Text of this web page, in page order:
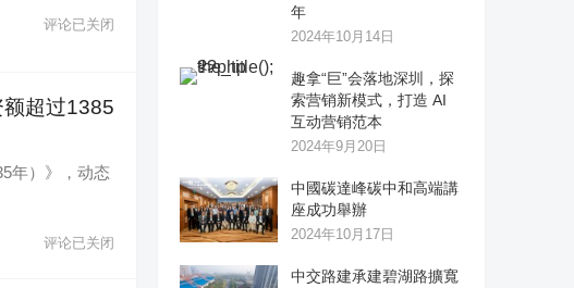
评论已关闭
超过1385
年）》，动态
评论已关闭
年
2024年10月14日
趣拿“巨”会落地深圳，探
索营销新模式，打造 AI
互动营销范本
2024年9月20日
中國碳達峰碳中和高端講
座成功舉辦
2024年10月17日
中交路建承建碧湖路擴寬